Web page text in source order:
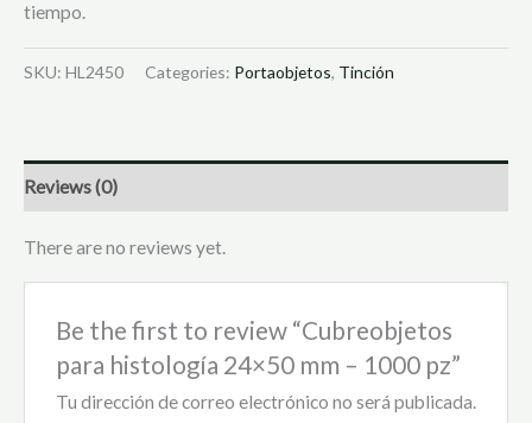
tiempo.
SKU: HL2450 Categories: Portaobjetos, Tinción
Reviews (0)
There are no reviews yet.
Be the first to review “Cubreobjetos
para histología 24×50 mm – 1000 pz”
Tu dirección de correo electrónico no será publicada.